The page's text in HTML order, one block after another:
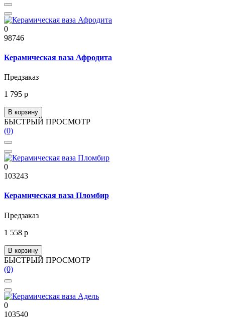
0
98746
Керамическая ваза Афродита
Предзаказ
1 795 р
В корзину
БЫСТРЫЙ ПРОСМОТР
(0)
0
103243
Керамическая ваза Пломбир
Предзаказ
1 558 р
В корзину
БЫСТРЫЙ ПРОСМОТР
(0)
0
103540